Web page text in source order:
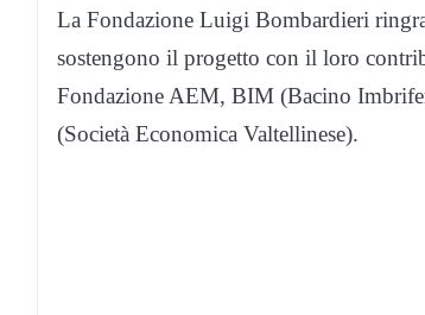
La Fondazione Luigi Bombardieri
sostengono il progetto con il loro
Fondazione AEM, BIM (Bacino
(Società Economica Valtellinese).